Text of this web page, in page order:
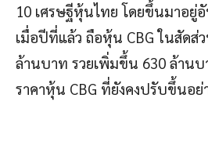
10 เศรษฐีหุ้นไทย โดยขึ้นมาอยู่
เมื่อปีที่แล้ว ถือหุ้น CBG ในสัดส่
ล้านบาท รวยเพิ่มขึ้น 630 ล้านบ
ราคาหุ้น CBG ที่ยังคงปรับขึ้นอย่